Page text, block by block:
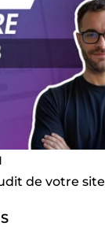
de votre site